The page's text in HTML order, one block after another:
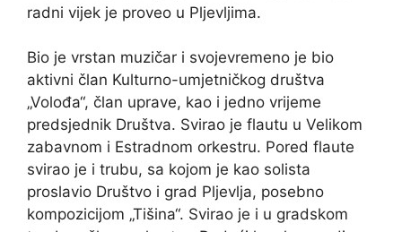
radni vijek je proveo u Pljevljima.
Bio je vrstan muzičar i svojevremeno je bio
aktivni član Kulturno-umjetničkog društva
„Volođa“, član uprave, kao i jedno vrijeme
predsjednik Društva. Svirao je flautu u Velikom
zabavnom i Estradnom orkestru. Pored flaute
svirao je i trubu, sa kojom je kao solista
proslavio Društvo i grad Pljevlja, posebno
kompozicijom „Tišina“. Svirao je i u gradskom